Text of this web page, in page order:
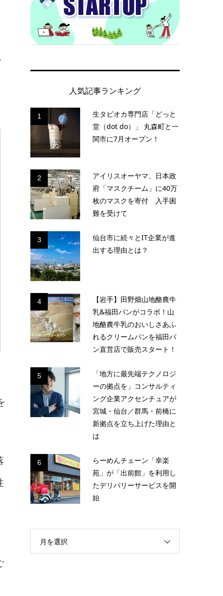
人気記事ランキング
1
生タピオカ専門店「どっと
堂（dot do）」 丸森町と一
関市に7月オープン！
2
アイリスオーヤマ、日本政
府「マスクチーム」に40万
枚のマスクを寄付 入手困
難を受けて
3
仙台市に続々とIT企業が進
出する理由とは？
4
【岩手】田野畑山地酪農牛
乳&福田パンがコラボ！山
地酪農牛乳のおいしさあふ
れるクリームパンを福田パ
ン直営店で販売スタート！
5
「地方に最先端テクノロジ
ーの拠点を」コンサルティ
ング企業アクセンチュアが
宮城・仙台／群馬・前橋に
新拠点を立ち上げた理由と
は
6
らーめんチェーン「幸楽
苑」が「出前館」を利用し
たデリバリーサービスを開
始
月を選択